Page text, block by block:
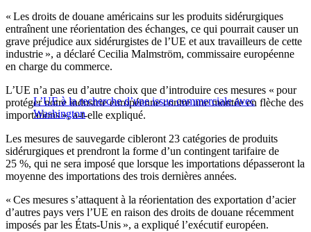
« Les droits de douane américains sur les produits sidérurgiques
entraînent une réorientation des échanges, ce qui pourrait causer un
grave préjudice aux sidérurgistes de l’UE et aux travailleurs de cette
industrie », a déclaré Cecilia Malmström, commissaire européenne
en charge du commerce.
L’UE à la recherche d’une issue commerciale avec
Washington
L’UE n’a pas eu d’autre choix que d’introduire ces mesures « pour
protéger notre industrie européenne contre une montée en flèche des
importations », a-t-elle expliqué.
Les mesures de sauvegarde cibleront 23 catégories de produits
sidérurgiques et prendront la forme d’un contingent tarifaire de
25 %, qui ne sera imposé que lorsque les importations dépasseront la
moyenne des importations des trois dernières années.
« Ces mesures s’attaquent à la réorientation des exportation d’acier
d’autres pays vers l’UE en raison des droits de douane récemment
imposés par les États-Unis », a expliqué l’exécutif européen.